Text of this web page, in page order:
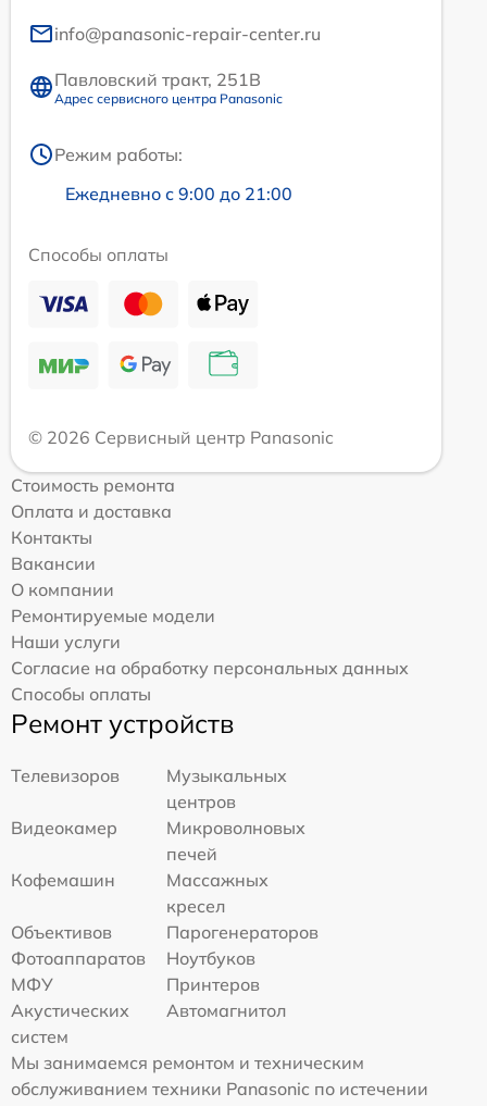
info@panasonic-repair-center.ru
Павловский тракт, 251В
Адрес сервисного центра Panasonic
Режим работы:
Ежедневно с 9:00 до 21:00
Способы оплаты
© 2026 Сервисный центр Panasonic
Стоимость ремонта
Оплата и доставка
Контакты
Вакансии
О компании
Ремонтируемые модели
Наши услуги
Согласие на обработку персональных данных
Способы оплаты
Ремонт устройств
Телевизоров
Музыкальных
центров
Видеокамер
Микроволновых
печей
Кофемашин
Массажных
кресел
Объективов
Парогенераторов
Фотоаппаратов
Ноутбуков
МФУ
Принтеров
Акустических
систем
Автомагнитол
Мы занимаемся ремонтом и техническим
обслуживанием техники Panasonic по истечении